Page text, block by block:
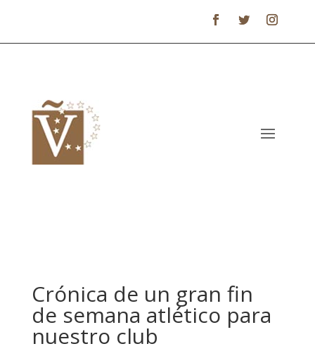
Crónica de un gran fin
de semana atlético para
nuestro club